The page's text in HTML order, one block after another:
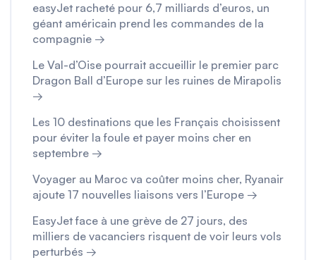
easyJet racheté pour 6,7 milliards d’euros, un
géant américain prend les commandes de la
compagnie →
Le Val-d’Oise pourrait accueillir le premier parc
Dragon Ball d’Europe sur les ruines de Mirapolis
→
Les 10 destinations que les Français choisissent
pour éviter la foule et payer moins cher en
septembre →
Voyager au Maroc va coûter moins cher, Ryanair
ajoute 17 nouvelles liaisons vers l’Europe →
EasyJet face à une grève de 27 jours, des
milliers de vacanciers risquent de voir leurs vols
perturbés →